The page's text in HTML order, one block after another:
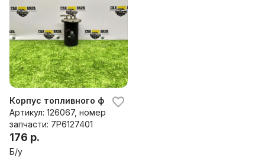
Корпус топливного фильтра к Porsche Cayenne 957
Артикул: 126067, номер
запчасти: 7P6127401
176 р.
Б/у